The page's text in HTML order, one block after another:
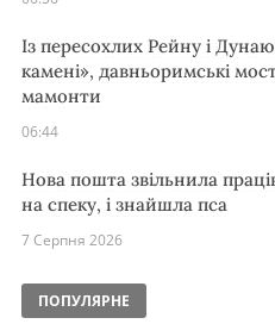
Із пересохлих Рейну і
камені», давньоримські
мамонти
06:44
Нова пошта звільнила
на спеку, і знайшла пса
7 Серпня 2026
ПОПУЛЯРНЕ